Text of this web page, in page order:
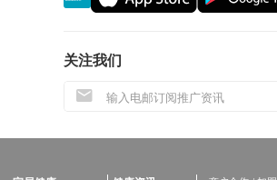
关注我们